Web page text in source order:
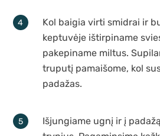
Kol baigia virti smidrai ir
keptuvėje ištirpiname
pakepiname miltus.
truputį pamaišome, kol
padažas.
Išjungiame ugnį ir į